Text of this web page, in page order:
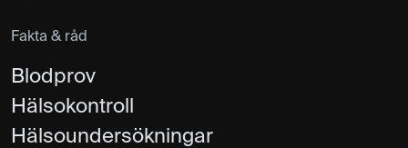
Fakta & råd
Blodprov
Hälsokontroll
Hälsoundersökningar